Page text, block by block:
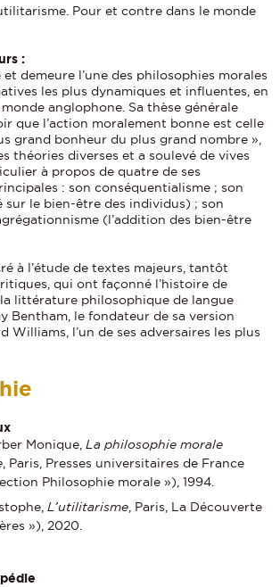
Pour et contre dans le monde
:
et demeure l’une des philosophies morales
les plus dynamiques et influentes, en
anglophone. Sa thèse générale
que l’action moralement bonne est celle
grand bonheur du plus grand nombre »,
théories diverses et a soulevé de vives
à propos de quatre de ses
: son conséquentialisme ; son
sur le bien-être des individus) ; son
(l’addition des bien-être
à l’étude de textes majeurs, tantôt
qui ont façonné l’histoire de
littérature philosophique de langue
Bentham, le fondateur de sa version
Williams, l’un de ses adversaires les plus
Monique, La philosophie morale
, Paris, Presses universitaires de France
Philosophie morale »), 1994.
L’utilitarisme, Paris, La Découverte
»), 2020.